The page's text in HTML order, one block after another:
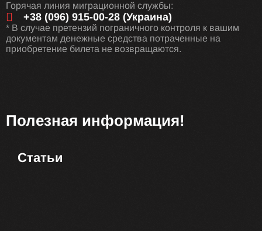
Горячая линия миграционной службы:
+38 (096) 915-00-28 (Украина)
* В случае претензий пограничного контроля к вашим
документам денежные средства потраченные на
приобретение билета не возвращаются.
Полезная информация!
Статьи